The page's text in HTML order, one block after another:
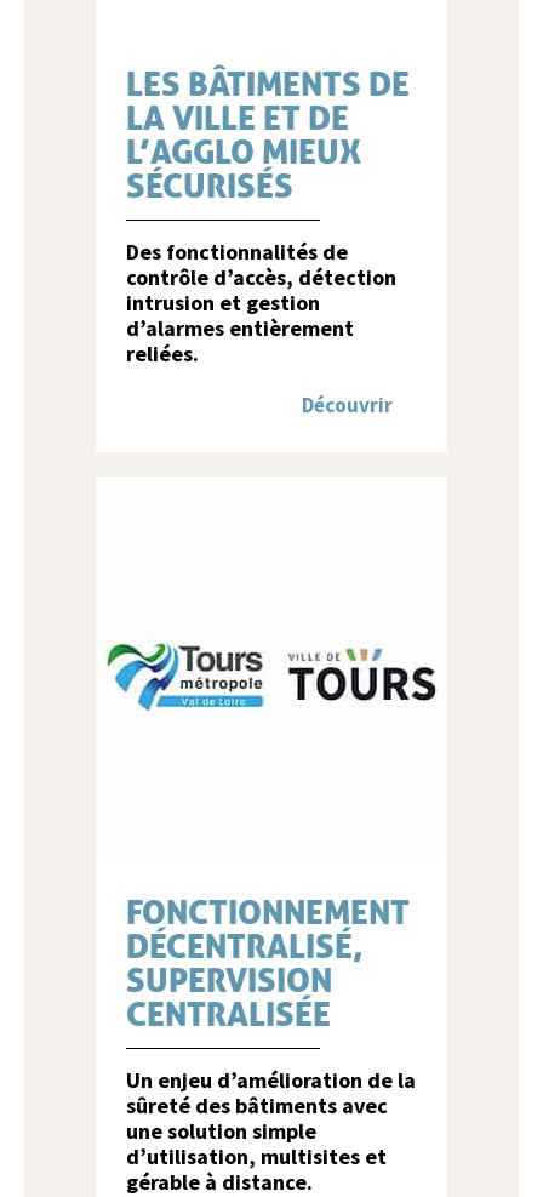
LES BÂTIMENTS DE
LA VILLE ET DE
L’AGGLO MIEUX
SÉCURISÉS
Des fonctionnalités de
contrôle d’accès, détection
intrusion et gestion
d’alarmes entièrement
reliées.
Découvrir
FONCTIONNEMENT
DÉCENTRALISÉ,
SUPERVISION
CENTRALISÉE
Un enjeu d’amélioration de la
sûreté des bâtiments avec
une solution simple
d’utilisation, multisites et
gérable à distance.